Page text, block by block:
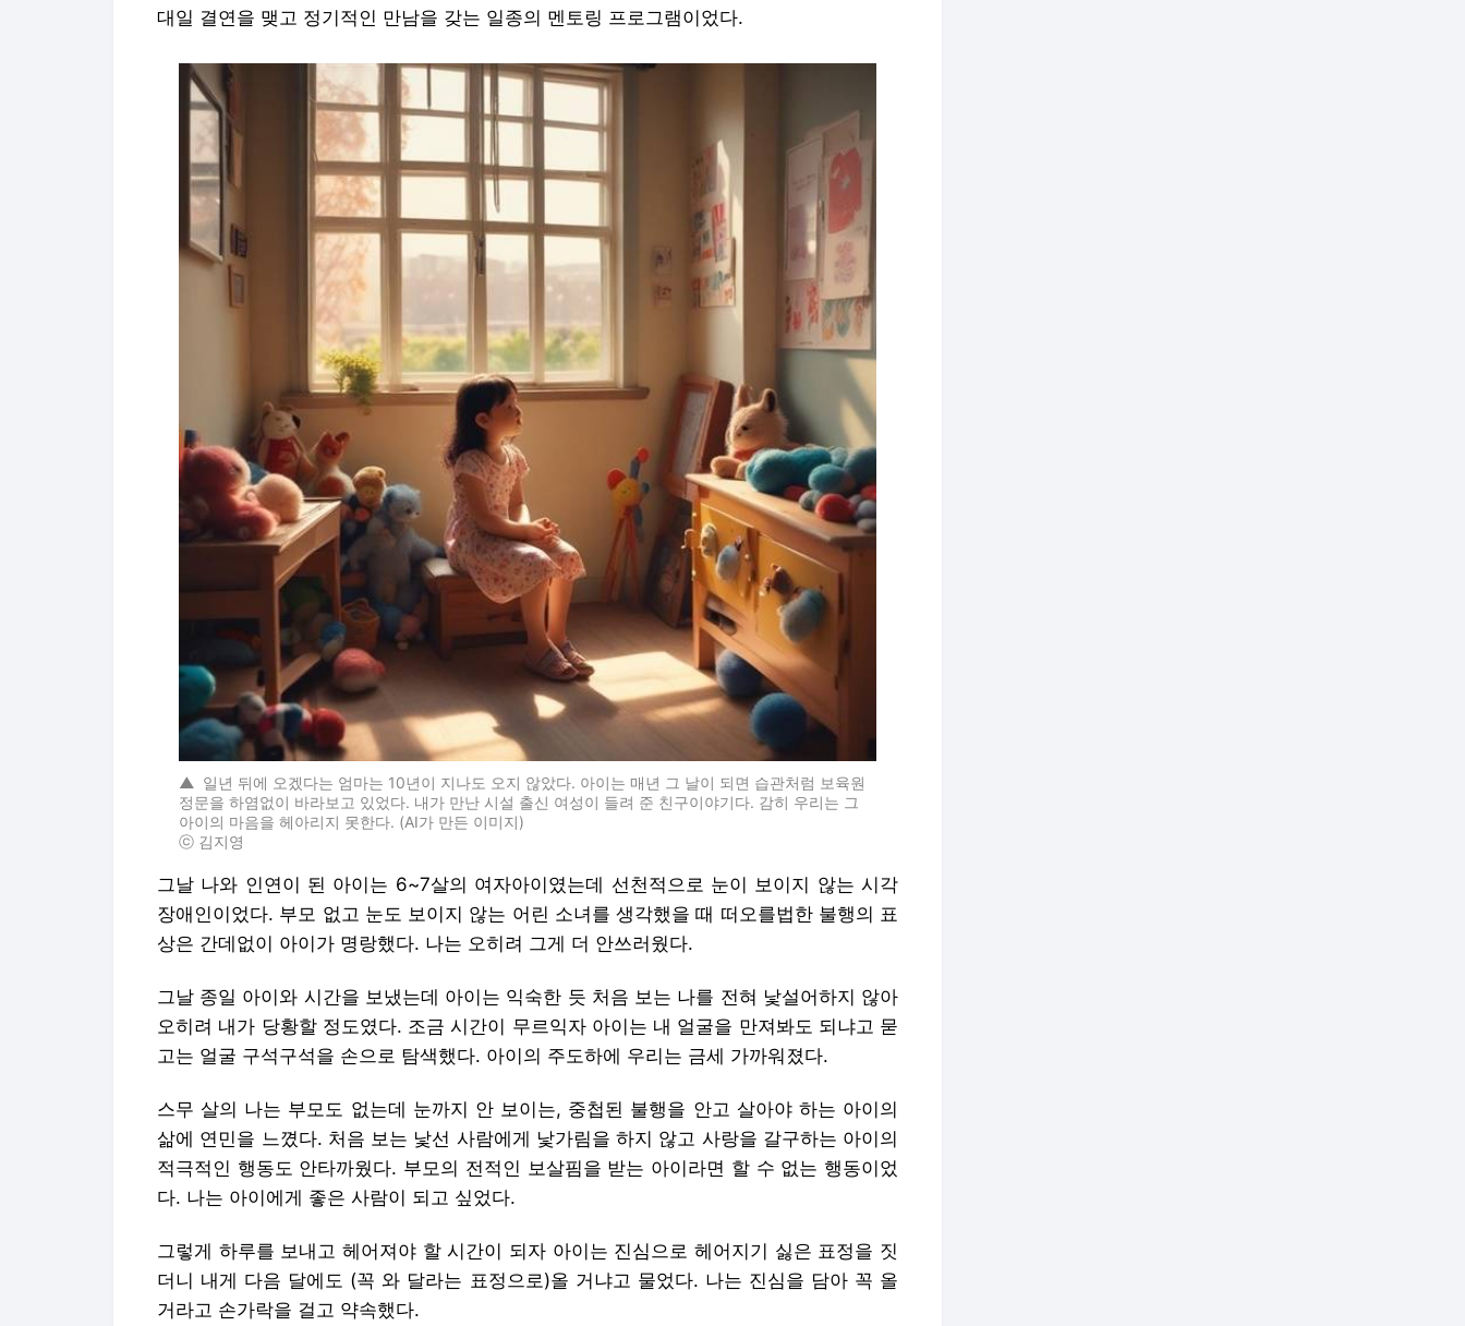
대일 결연을 맺고 정기적인 만남을 갖는 일종의 멘토링 프로그램이었다.
▲ 일년 뒤에 오겠다는 엄마는 10년이 지나도 오지 않았다. 아이는 매년 그 날이 되면 습관처럼 보육원
정문을 하염없이 바라보고 있었다. 내가 만난 시설 출신 여성이 들려 준 친구이야기다. 감히 우리는 그
아이의 마음을 헤아리지 못한다. (AI가 만든 이미지)
ⓒ 김지영
그날 나와 인연이 된 아이는 6~7살의 여자아이였는데 선천적으로 눈이 보이지 않는 시각
장애인이었다. 부모 없고 눈도 보이지 않는 어린 소녀를 생각했을 때 떠오를법한 불행의 표
상은 간데없이 아이가 명랑했다. 나는 오히려 그게 더 안쓰러웠다.
그날 종일 아이와 시간을 보냈는데 아이는 익숙한 듯 처음 보는 나를 전혀 낯설어하지 않아
오히려 내가 당황할 정도였다. 조금 시간이 무르익자 아이는 내 얼굴을 만져봐도 되냐고 묻
고는 얼굴 구석구석을 손으로 탐색했다. 아이의 주도하에 우리는 금세 가까워졌다.
스무 살의 나는 부모도 없는데 눈까지 안 보이는, 중첩된 불행을 안고 살아야 하는 아이의
삶에 연민을 느꼈다. 처음 보는 낯선 사람에게 낯가림을 하지 않고 사랑을 갈구하는 아이의
적극적인 행동도 안타까웠다. 부모의 전적인 보살핌을 받는 아이라면 할 수 없는 행동이었
다. 나는 아이에게 좋은 사람이 되고 싶었다.
그렇게 하루를 보내고 헤어져야 할 시간이 되자 아이는 진심으로 헤어지기 싫은 표정을 짓
더니 내게 다음 달에도 (꼭 와 달라는 표정으로)올 거냐고 물었다. 나는 진심을 담아 꼭 올
거라고 손가락을 걸고 약속했다.